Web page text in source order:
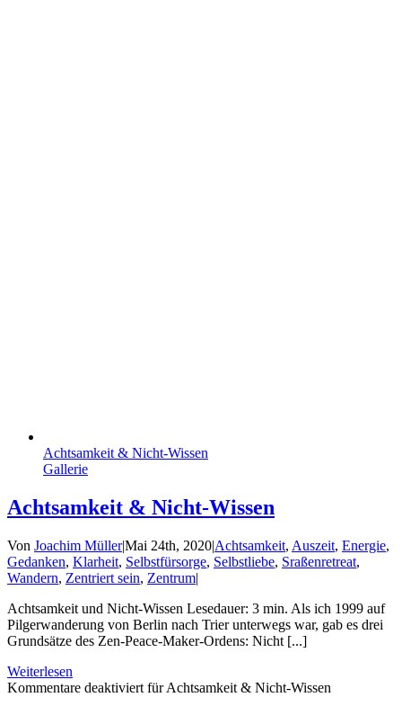
Achtsamkeit & Nicht-Wissen
Gallerie
Achtsamkeit & Nicht-Wissen
Von Joachim Müller|Mai 24th, 2020|Achtsamkeit, Auszeit, Energie,
Gedanken, Klarheit, Selbstfürsorge, Selbstliebe, Sraßenretreat,
Wandern, Zentriert sein, Zentrum|
Achtsamkeit und Nicht-Wissen Lesedauer: 3 min. Als ich 1999 auf
Pilgerwanderung von Berlin nach Trier unterwegs war, gab es drei
Grundsätze des Zen-Peace-Maker-Ordens: Nicht [...]
Weiterlesen
Kommentare deaktiviert für Achtsamkeit & Nicht-Wissen